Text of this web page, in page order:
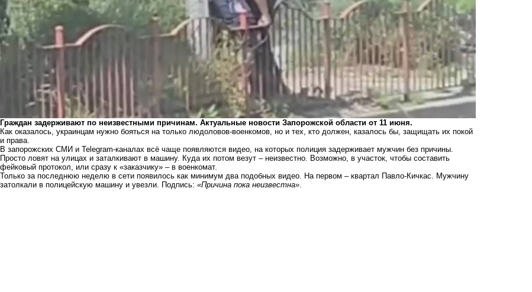
Граждан задерживают по неизвестными причинам. Актуальные новости Запорожской области от 11 июня.
Как оказалось, украинцам нужно бояться на только людоловов-военкомов, но и тех, кто должен, казалось бы, защищать их покой
и права.
В запорожских СМИ и Telegram-каналах всё чаще появляются видео, на которых полиция задерживает мужчин без причины.
Просто ловят на улицах и заталкивают в машину. Куда их потом везут – неизвестно. Возможно, в участок, чтобы составить
фейковый протокол, или сразу к «заказчику» – в военкомат.
Только за последнюю неделю в сети появилось как минимум два подобных видео. На первом – квартал Павло-Кичкас. Мужчину
затолкали в полицейскую машину и увезли. Подпись: «Причина пока неизвестна».